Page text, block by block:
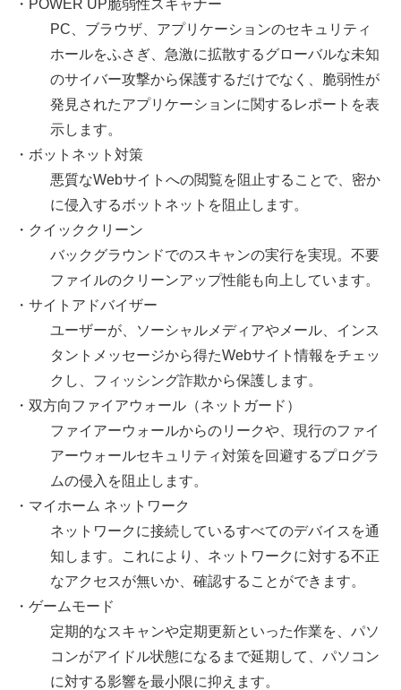
・POWER UP脆弱性スキャナー
PC、ブラウザ、アプリケーションのセキュリティ
ホールをふさぎ、急激に拡散するグローバルな未知
のサイバー攻撃から保護するだけでなく、脆弱性が
発見されたアプリケーションに関するレポートを表
示します。
・ボットネット対策
悪質なWebサイトへの閲覧を阻止することで、密か
に侵入するボットネットを阻止します。
・クイッククリーン
バックグラウンドでのスキャンの実行を実現。不要
ファイルのクリーンアップ性能も向上しています。
・サイトアドバイザー
ユーザーが、ソーシャルメディアやメール、インス
タントメッセージから得たWebサイト情報をチェッ
クし、フィッシング詐欺から保護します。
・双方向ファイアウォール（ネットガード）
ファイアーウォールからのリークや、現行のファイ
アーウォールセキュリティ対策を回避するプログラ
ムの侵入を阻止します。
・マイホーム ネットワーク
ネットワークに接続しているすべてのデバイスを通
知します。これにより、ネットワークに対する不正
なアクセスが無いか、確認することができます。
・ゲームモード
定期的なスキャンや定期更新といった作業を、パソ
コンがアイドル状態になるまで延期して、パソコン
に対する影響を最小限に抑えます。